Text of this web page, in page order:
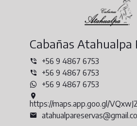
Cabañas Atahualpa
+56 9 4867 6753
+56 9 4867 6753
+56 9 4867 6753
https://maps.app.goo.gl/